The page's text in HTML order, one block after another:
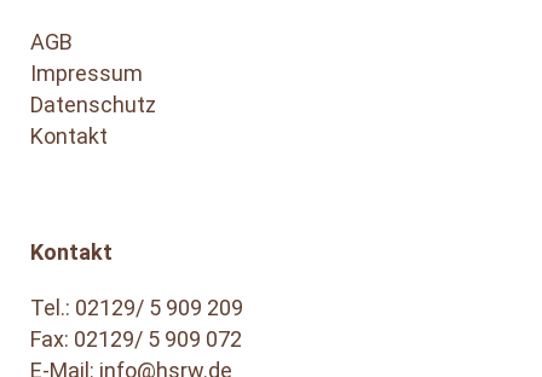
AGB
Impressum
Datenschutz
Kontakt
Kontakt
Tel.: 02129/ 5 909 209
Fax: 02129/ 5 909 072
E-Mail: info@hsrw.de